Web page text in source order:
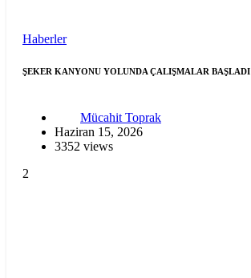
Haberler
ŞEKER KANYONU YOLUNDA ÇALIŞMALAR BAŞLADI
Mücahit Toprak
Haziran 15, 2026
3352 views
2